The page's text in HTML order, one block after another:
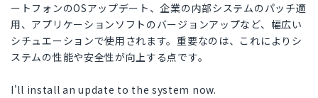
ートフォンのOSアップデート、企業の内部システムのパッチ適
用、アプリケーションソフトのバージョンアップなど、幅広い
シチュエーションで使用されます。重要なのは、これによりシ
ステムの性能や安全性が向上する点です。
I'll install an update to the system now.